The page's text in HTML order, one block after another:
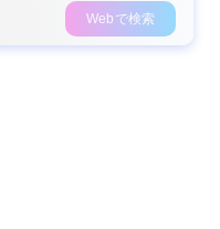
Webで検索